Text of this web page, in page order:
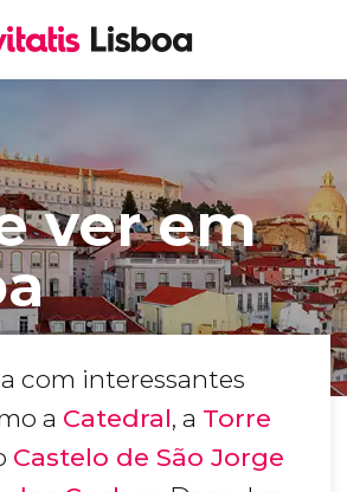
ver em
com interessantes
a Catedral, a Torre
Castelo de São Jorge